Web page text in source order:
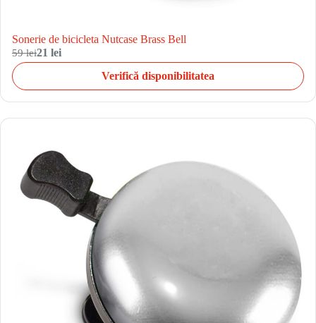
Sonerie de bicicleta Nutcase Brass Bell
59 lei21 lei
Verifică disponibilitatea